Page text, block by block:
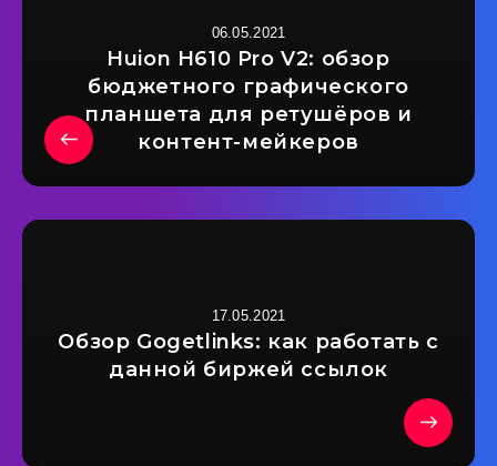
06.05.2021
Huion H610 Pro V2: обзор
бюджетного графического
планшета для ретушёров и
контент-мейкеров
17.05.2021
Обзор Gogetlinks: как работать с
данной биржей ссылок